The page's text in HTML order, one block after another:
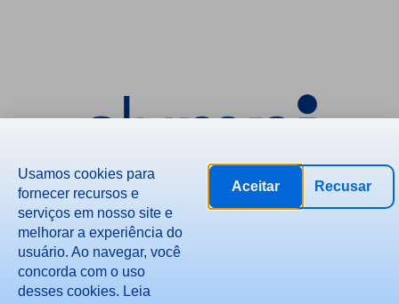
Política de Privacidade
Usamos cookies para
fornecer recursos e
serviços em nosso site e
melhorar a experiência do
usuário. Ao navegar, você
concorda com o uso
desses cookies. Leia
Aceitar Recusar